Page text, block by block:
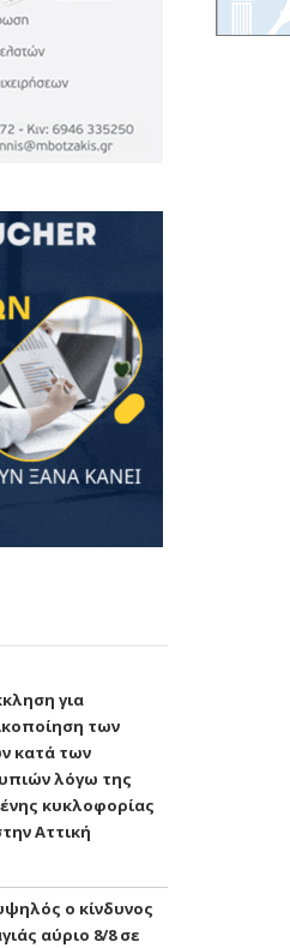
για
των
κατά των
λόγω της
κυκλοφορίας
Αττική
ο κίνδυνος
αύριο 8/8 σε